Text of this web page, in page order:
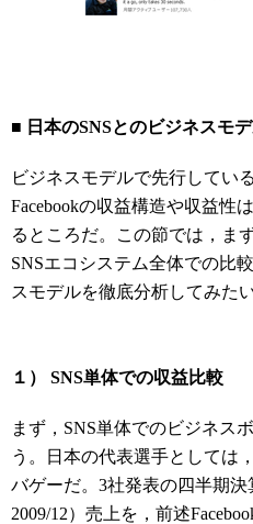
■ 日本のSNSとのビジネスモ
ビジネスモデルで先行してい
Facebookの収益構造や収益性
るところだ。この節では，ま
SNSエコシステム全体での比
スモデルを徹底分析してみたい
１） SNS単体での収益比較
まず，SNS単体でのビジネス
う。日本の代表選手としては
バゲーだ。3社発表の四半期決
2009/12）売上を，前述